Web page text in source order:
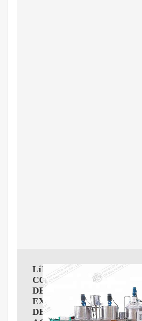
LíNEA
COMPLETA
DE
EXTRACCIóN
DE